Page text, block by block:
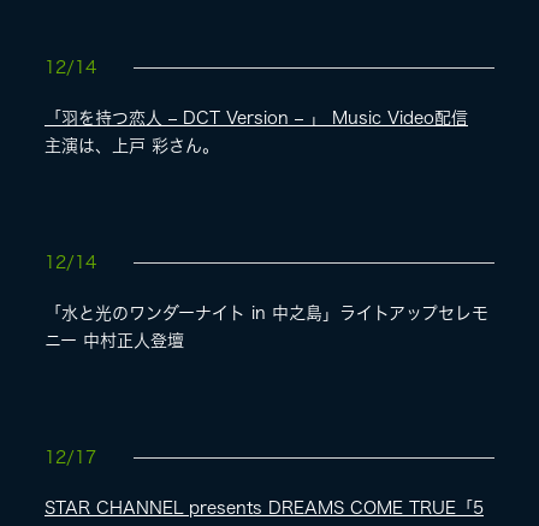
12/14
「羽を持つ恋人 – DCT Version – 」 Music Video配信
主演は、上戸 彩さん。
12/14
「水と光のワンダーナイト in 中之島」ライトアップセレモ
ニー 中村正人登壇
12/17
STAR CHANNEL presents DREAMS COME TRUE「5